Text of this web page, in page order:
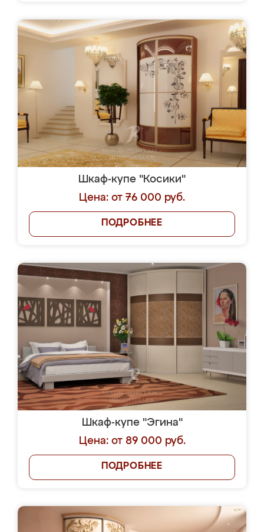
Шкаф-купе "Косики"
Цена: от 76 000 руб.
ПОДРОБНЕЕ
Шкаф-купе "Эгина"
Цена: от 89 000 руб.
ПОДРОБНЕЕ